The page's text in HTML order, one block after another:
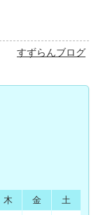
すずらんブログ
木 金
土